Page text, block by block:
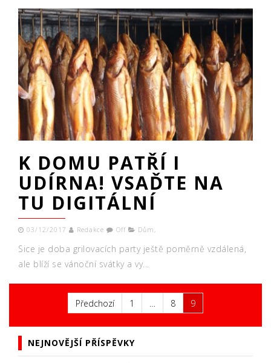
K DOMU PATŘÍ I
UDÍRNA! VSAĎTE NA
TU DIGITÁLNÍ
03/12/2017 Redakce Off Dům
Sice je doba grilovacích party ještě poměrně vzdálená,
ale blíží se vánoční svátky a vy...
Navigace pro příspěvky
Předchozí 1 8 9
NEJNOVĚJŠÍ PŘÍSPĚVKY